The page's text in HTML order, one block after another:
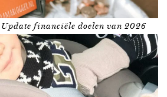
Update financiële doelen van 2026